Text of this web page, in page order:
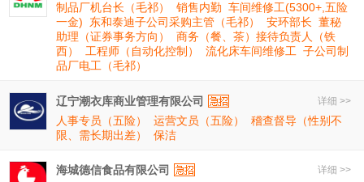
制品厂机台长（毛祁）
销售内勤 车间维修工(5300+,五险
一金)
东和泰迪子公司采购主管（毛祁） 安环部长 董秘
助理（证券事务方向）
商务（餐、茶）接待负责人（铁
西）
工程师（自动化控制） 流化床车间维修工 子公司制
品厂电工（毛祁）
详细 >>
辽宁潮衣库商业管理有限公司
人事专员（五险）
运营文员（五险）
稽查督导（性别不
限、需长期出差）
保洁
详细 >>
海城德信食品有限公司